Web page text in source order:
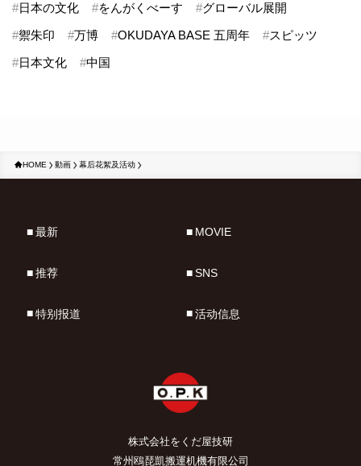
#日本の文化 #をんがくべーす #グローバル展開
#禦朱印 #万博 #OKUDAYA BASE 五周年 #スピッツ
#日本文化 #中国
HOME 動画 幕后花絮及活动
株式会社をくだ屋技研
常州鴎琵凱搬運机機有限公司
最新
推荐
特别报道
MOVIE
SNS
活动信息